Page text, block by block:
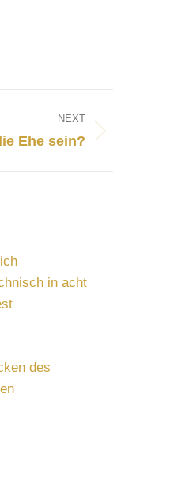
NEXT
Ehe sein?
in acht
des